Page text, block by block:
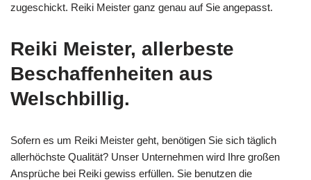
zugeschickt. Reiki Meister ganz genau auf Sie angepasst.
Reiki Meister, allerbeste
Beschaffenheiten aus
Welschbillig.
Sofern es um Reiki Meister geht, benötigen Sie sich täglich
allerhöchste Qualität? Unser Unternehmen wird Ihre großen
Ansprüche bei Reiki gewiss erfüllen. Sie benutzen die